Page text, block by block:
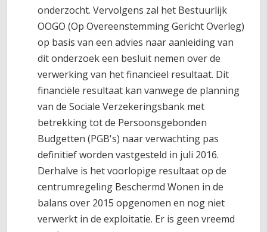
onderzocht. Vervolgens zal het Bestuurlijk
OOGO (Op Overeenstemming Gericht Overleg)
op basis van een advies naar aanleiding van
dit onderzoek een besluit nemen over de
verwerking van het financieel resultaat. Dit
financiële resultaat kan vanwege de planning
van de Sociale Verzekeringsbank met
betrekking tot de Persoonsgebonden
Budgetten (PGB's) naar verwachting pas
definitief worden vastgesteld in juli 2016.
Derhalve is het voorlopige resultaat op de
centrumregeling Beschermd Wonen in de
balans over 2015 opgenomen en nog niet
verwerkt in de exploitatie. Er is geen vreemd